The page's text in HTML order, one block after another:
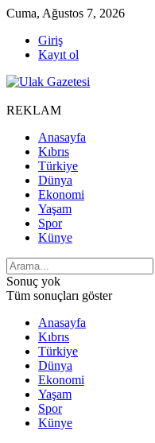
Cuma, Ağustos 7, 2026
Giriş
Kayıt ol
REKLAM
Anasayfa
Kıbrıs
Türkiye
Dünya
Ekonomi
Yaşam
Spor
Künye
Sonuç yok
Tüm sonuçları göster
Anasayfa
Kıbrıs
Türkiye
Dünya
Ekonomi
Yaşam
Spor
Künye